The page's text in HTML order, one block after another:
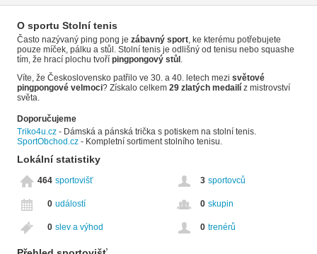
O sportu Stolní tenis
Často nazývaný ping pong je zábavný sport , ke kterému potřebujete
pouze míček, pálku a stůl. Stolní tenis je odlišný od tenisu nebo squashe
tím, že hrací plochu tvoří pingpongový stůl
Víte, že Československo patřilo ve 30. a 40. letech mezi světové
pingpongové velmoci? Získalo celkem 29 zlatých medailí z mistrovství
světa.
Doporučujeme
Triko4u.cz - Dámská a pánská trička s potiskem na stolní tenis.
SportObchod.cz - Kompletní sortiment stolního tenisu.
Lokální statistiky
464 sportovišť 3 sportovců
0 událostí 0 skupin
0 slev a výhod 0 trenérů